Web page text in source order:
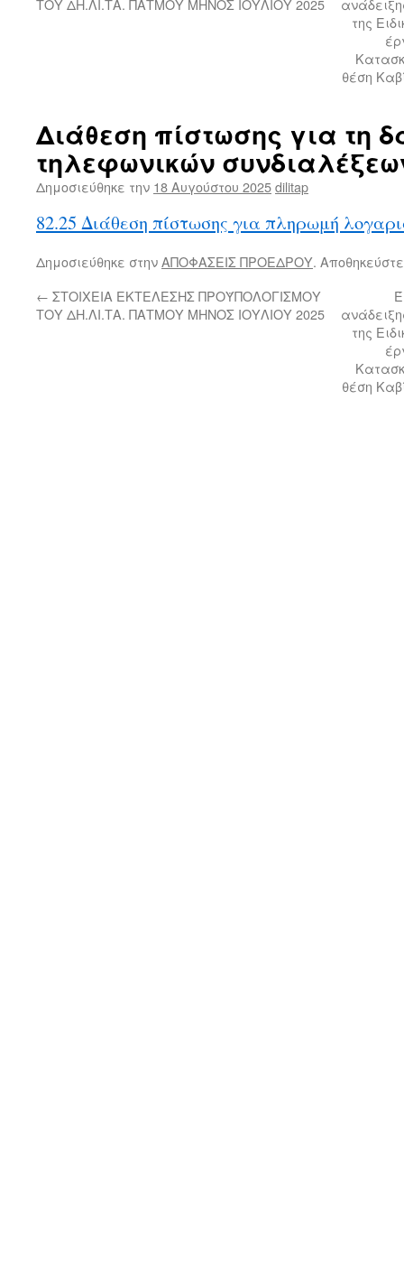
ΤΟΥ ΔΗ.ΛΙ.ΤΑ. ΠΑΤΜΟΥ ΜΗΝΟΣ ΙΟΥΛΙΟΥ 2025
της
θέση
Διάθεση πίστωσης για τη
τηλεφωνικών
Δημοσιεύθηκε την 18 Αυγούστου 2025dilitap
82.25 Διάθεση πίστωσης για πληρωμή
Δημοσιεύθηκε στηνΑΠΟΦΑΣΕΙΣ ΠΡΟΕΔΡΟΥ.
← ΣΤΟΙΧΕΙΑ ΕΚΤΕΛΕΣΗΣ ΠΡΟΫΠΟΛΟΓΙΣΜΟΥ
ΤΟΥ ΔΗ.ΛΙ.ΤΑ. ΠΑΤΜΟΥ ΜΗΝΟΣ ΙΟΥΛΙΟΥ 2025
της
θέση